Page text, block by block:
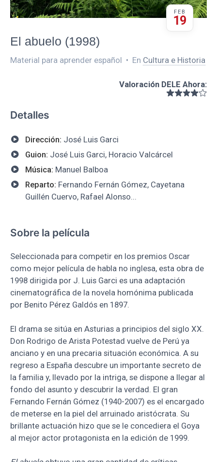
FEB
19
El abuelo (1998)
Material para aprender español • En Cultura e Historia
Valoración DELE Ahora:
Detalles
Dirección: José Luis Garci
Guion: José Luis Garci, Horacio Valcárcel
Música: Manuel Balboa
Reparto: Fernando Fernán Gómez, Cayetana
Guillén Cuervo, Rafael Alonso...
Sobre la película
Seleccionada para competir en los premios Oscar
como mejor película de habla no inglesa, esta obra de
1998 dirigida por J. Luis Garci es una adaptación
cinematográfica de la novela homónima publicada
por Benito Pérez Galdós en 1897.
El drama se sitúa en Asturias a principios del siglo XX.
Don Rodrigo de Arista Potestad vuelve de Perú ya
anciano y en una precaria situación económica. A su
regreso a España descubre un importante secreto de
la familia y, llevado por la intriga, se dispone a llegar al
fondo del asunto y descubrir la verdad. El gran
Fernando Fernán Gómez (1940-2007) es el encargado
de meterse en la piel del arruinado aristócrata. Su
brillante actuación hizo que se le concediera el Goya
al mejor actor protagonista en la edición de 1999.